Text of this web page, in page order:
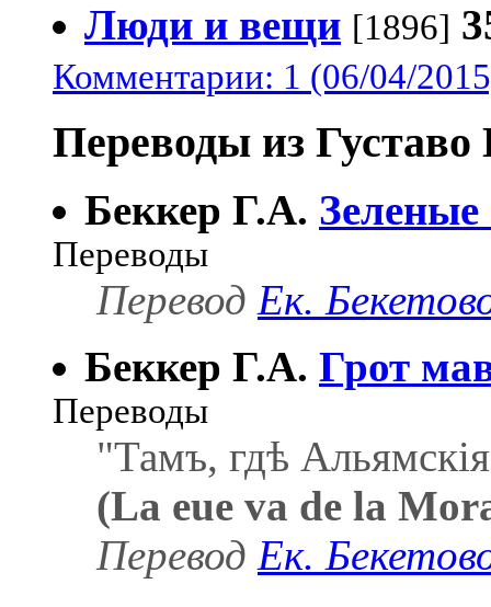
Люди и вещи [1896]
Комментарии: 1 (06/04/
Переводы из Густаво
Беккер Г.А. Зеленые
Переводы
Перевод Ек.
Беккер Г.А. Грот
Переводы
"Тамъ, гдѣ
(La eue va de la
Перевод Ек.